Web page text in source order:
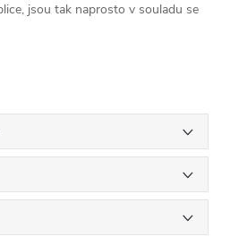
jsou tak naprosto v souladu se